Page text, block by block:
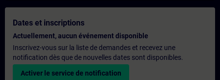
Dates et inscriptions
Actuellement, aucun événement disponible
Inscrivez-vous sur la liste de demandes et recevez une
notification dès que de nouvelles dates sont disponibles.
Activer le service de notification